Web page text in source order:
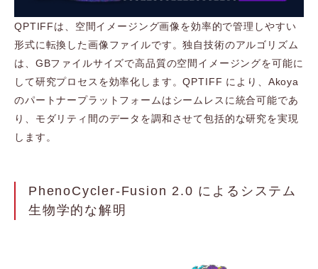
QPTIFFは、空間イメージング画像を効率的で管理しやすい
形式に転換した画像ファイルです。独自技術のアルゴリズム
は、GBファイルサイズで高品質の空間イメージングを可能に
して研究プロセスを効率化します。QPTIFF により、Akoya
のパートナープラットフォームはシームレスに統合可能であ
り、モダリティ間のデータを調和させて包括的な研究を実現
します。
PhenoCycler-Fusion 2.0 によるシステム
生物学的な解明